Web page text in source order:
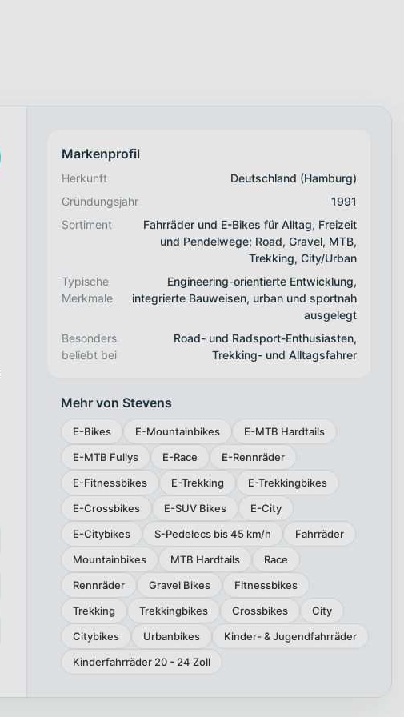
Markenprofil
Herkunft
Deutschland (Hamburg)
Gründungsjahr
1991
Sortiment
Fahrräder und E-Bikes für Alltag, Freizeit
und Pendelwege; Road, Gravel, MTB,
Trekking, City/Urban
Typische
Merkmale
Engineering-orientierte Entwicklung,
integrierte Bauweisen, urban und sportnah
ausgelegt
Besonders
beliebt bei
Road- und Radsport-Enthusiasten,
Trekking- und Alltagsfahrer
Mehr von Stevens
E-Bikes E-Mountainbikes
E-MTB Hardtails
E-MTB Fullys
E-Race
E-Rennräder
E-Fitnessbikes
E-Trekking
E-Trekkingbikes
E-Crossbikes
E-SUV Bikes
E-City
E-Citybikes
S-Pedelecs bis 45 km/h
Fahrräder
Mountainbikes
MTB Hardtails
Race
Rennräder
Gravel Bikes
Fitnessbikes
Trekking
Trekkingbikes Crossbikes
City
Citybikes
Urbanbikes
Kinder- & Jugendfahrräder
Kinderfahrräder 20 - 24 Zoll